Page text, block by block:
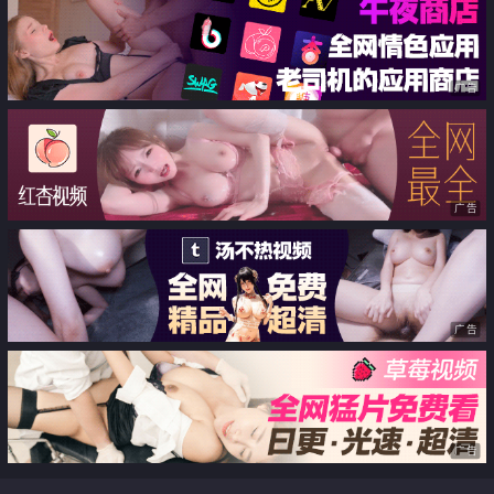
广告
广告
广告
广告